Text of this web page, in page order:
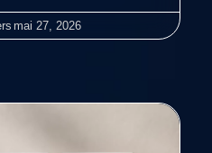
mai 27, 2026